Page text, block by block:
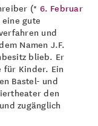
(* 6. Februar
gute
und
Namen J.F.
blieb. Er
für Kinder. Ein
Bastel- und
den
zugänglich